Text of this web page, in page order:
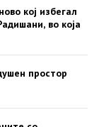
кој избегал
во која
простор